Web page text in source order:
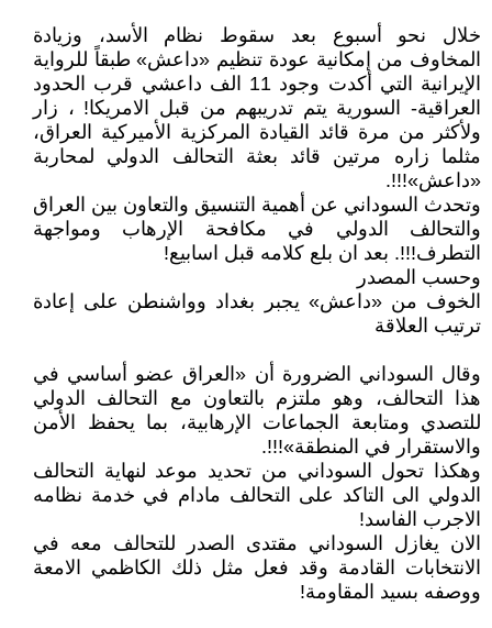
خلال نحو أسبوع بعد سقوط نظام الأسد، وزيادة
المخاوف من إمكانية عودة تنظيم «داعش» طبقاً للرواية
الإيرانية التي أكدت وجود 11 الف داعشي قرب الحدود
العراقية- السورية يتم تدريبهم من قبل الامريكا! ، زار
ولأكثر من مرة قائد القيادة المركزية الأميركية العراق،
مثلما زاره مرتين قائد بعثة التحالف الدولي لمحاربة
«داعش»!!!.
وتحدث السوداني عن أهمية التنسيق والتعاون بين العراق
والتحالف الدولي في مكافحة الإرهاب ومواجهة
التطرف!!!. بعد ان بلع كلامه قبل اسابيع!
وحسب المصدر
الخوف من «داعش» يجبر بغداد وواشنطن على إعادة
ترتيب العلاقة
وقال السوداني الضرورة أن «العراق عضو أساسي في
هذا التحالف، وهو ملتزم بالتعاون مع التحالف الدولي
للتصدي ومتابعة الجماعات الإرهابية، بما يحفظ الأمن
والاستقرار في المنطقة»!!!.
وهكذا تحول السوداني من تحديد موعد لنهاية التحالف
الدولي الى التاكد على التحالف مادام في خدمة نظامه
الاجرب الفاسد!
الان يغازل السوداني مقتدى الصدر للتحالف معه في
الانتخابات القادمة وقد فعل مثل ذلك الكاظمي الامعة
ووصفه بسيد المقاومة!